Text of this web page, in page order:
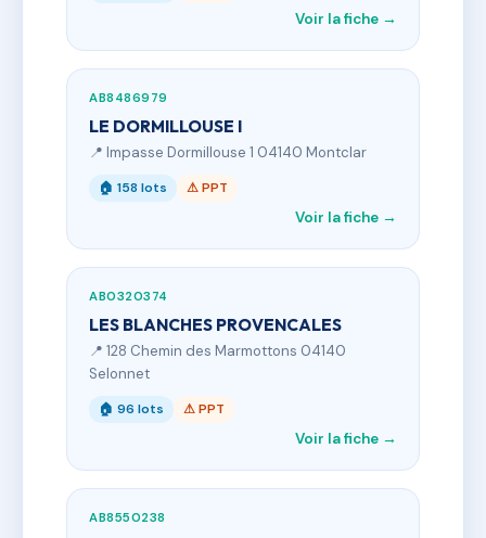
Voir la fiche →
AB8486979
LE DORMILLOUSE I
📍 Impasse Dormillouse 1 04140 Montclar
🏠 158 lots ⚠ PPT
Voir la fiche →
AB0320374
LES BLANCHES PROVENCALES
📍 128 Chemin des Marmottons 04140
Selonnet
🏠 96 lots ⚠ PPT
Voir la fiche →
AB8550238